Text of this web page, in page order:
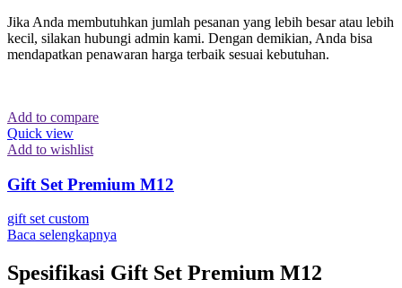
Jika Anda membutuhkan jumlah pesanan yang lebih besar atau lebih
kecil, silakan hubungi admin kami. Dengan demikian, Anda bisa
mendapatkan penawaran harga terbaik sesuai kebutuhan.
Add to compare
Quick view
Add to wishlist
Gift Set Premium M12
gift set custom
Baca selengkapnya
Spesifikasi Gift Set Premium M12